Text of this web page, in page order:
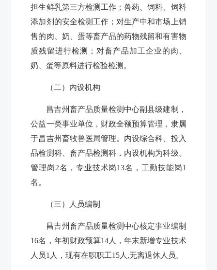
担生鲜乳第三方检测工作；兽药、饲料、饲料
添加剂的安全检测工作；对生产中和市场上销
售的肉、奶、蛋等畜产品的药物残留和有害物
质残留进行检测；对畜产品加工企业的肉、
奶、蛋等原料进行检验检测。
（二）内设机构
昌吉州畜产品质量检测中心副县级建制，
公益一类事业单位，财政全额预算管理，隶属
于昌吉州畜牧兽医局管理。内设综合科、投入
品检测科、畜产品检测科，内设机构为科级。
管理岗2名，专业技术岗13名，工勤技能岗1
名。
（三）人员编制
昌吉州畜产品质量检测中心核定事业编制
16名，年初财政预算14人，年末新增专业技术
人员1 人，现有在职职工15 人 ,无离退休人员。